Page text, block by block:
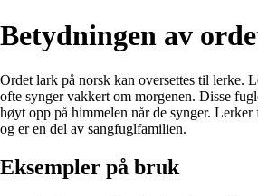
Betydningen av
Ordet lark på norsk kan oversettes til lerke.
ofte synger vakkert om morgenen. Disse
høyt opp på himmelen når de synger. Lerker
og er en del av sangfuglfamilien.
Eksempler på bruk